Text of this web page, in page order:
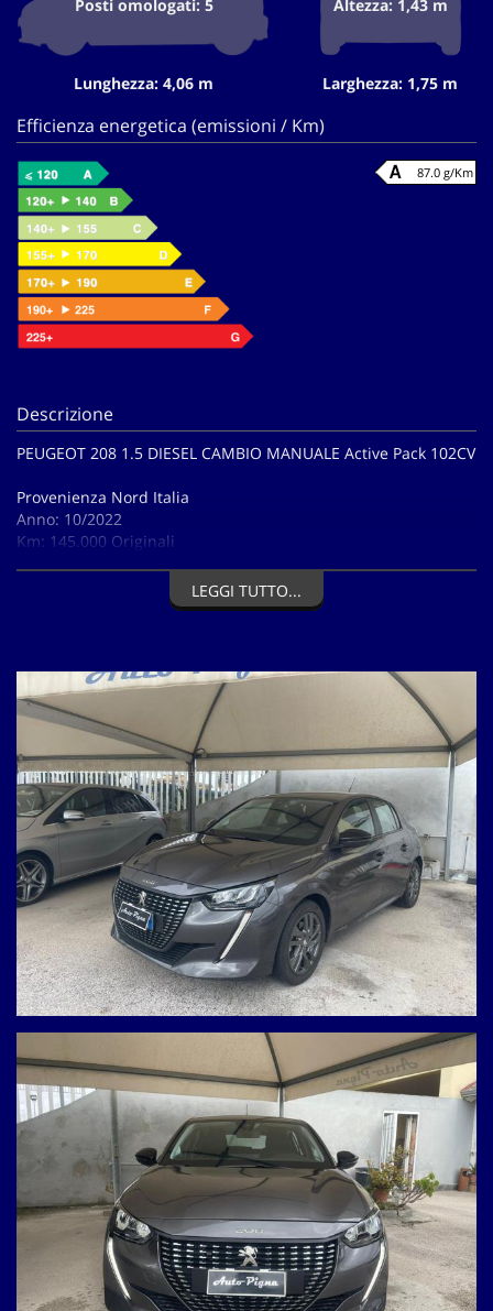
Posti omologati: 5
Lunghezza: 4,06 m
Altezza: 1,43 m
Larghezza: 1,75 m
Efficienza energetica (emissioni / Km)
87.0 g/Km
Descrizione
PEUGEOT 208 1.5 DIESEL CAMBIO MANUALE Active Pack 102CV
Provenienza Nord Italia
Anno: 10/2022
Km: 145.000 Originali
Aria condizionata digitale automatica
bluetooth
USB
Apple CarPlay e Android Auto
Cruise control
Limitatore di velocità
Comandi al volante
Comandi vocali
Sensori luci
Sensore pioggia
Sensori parcheggio posteriore
Luci diurne led
Fari full led
Cerchi in lega
12 mesi di garanzia inclusi!
Visibile presso la nostra sede – prova su strada disponibile
Via Prolungamento Pigna, 14 – Giugliano in Campania (NA)
(Uscita Asse Mediano Giugliano–Parete–Villaricca)
Contattaci per info, permute e finanziamenti personalizzati:
- 3939086937 Antonio
- 0818945051 Ufficio
LEGGI TUTTO...